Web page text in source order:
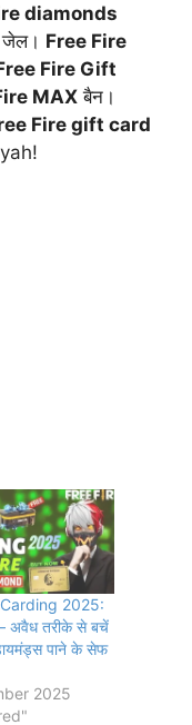
diamonds
जेल। Free Fire
Fire Gift
MAX बैन।
Fire gift card
2025:
अवैध तरीके से बचें
पाने के सेफ
2025